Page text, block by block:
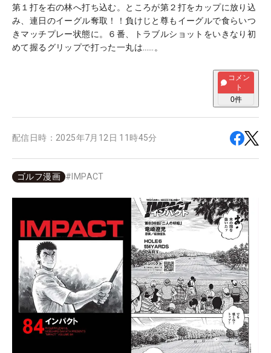
第１打を右の林へ打ち込む。ところが第２打をカップに放り込
み、連日のイーグル奪取！！負けじと尊もイーグルで食らいつ
きマッチプレー状態に。６番、トラブルショットをいきなり初
めて握るグリップで打った一丸は……。
コメン
ト
0件
配信日時： 2025年7月12日 11時45分
ゴルフ漫画 # IMPACT